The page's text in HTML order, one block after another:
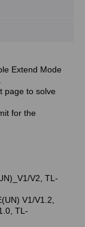
Extend Mode
page to solve
for the
V2, TL-
V1/V1.2,
TL-